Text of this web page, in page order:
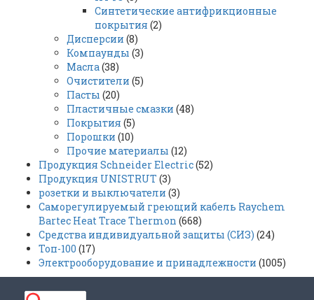
Синтетические антифрикционные
покрытия (2)
Дисперсии (8)
Компаунды (3)
Масла(38)
Очистители (5)
Пасты (20)
Пластичные смазки (48)
Покрытия (5)
Порошки (10)
Прочие материалы (12)
Продукция Schneider Electric(52)
Продукция UNISTRUT (3)
розетки и выключатели (3)
Саморегулируемый греющий кабель Raychem
Bartec Heat Trace Thermon (668)
Средства индивидуальной защиты (СИЗ) (24)
Топ-100 (17)
Электрооборудование и принадлежности (1005)